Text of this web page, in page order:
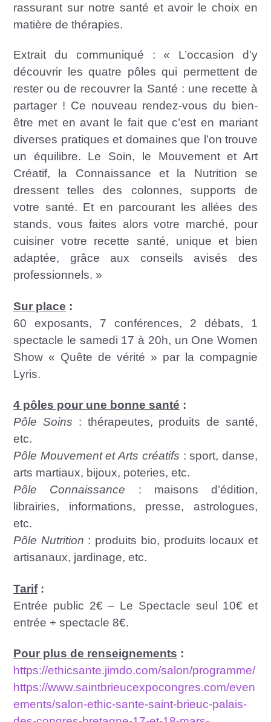
rassurant sur notre santé et avoir le choix en
matière de thérapies.
Extrait du communiqué : « L’occasion d’y
découvrir les quatre pôles qui permettent de
rester ou de recouvrer la Santé : une recette à
partager ! Ce nouveau rendez-vous du bien-
être met en avant le fait que c’est en mariant
diverses pratiques et domaines que l’on trouve
un équilibre. Le Soin, le Mouvement et Art
Créatif, la Connaissance et la Nutrition se
dressent telles des colonnes, supports de
votre santé. Et en parcourant les allées des
stands, vous faites alors votre marché, pour
cuisiner votre recette santé, unique et bien
adaptée, grâce aux conseils avisés des
professionnels. »
Sur place :
60 exposants, 7 conférences, 2 débats, 1
spectacle le samedi 17 à 20h, un One Women
Show « Quête de vérité » par la compagnie
Lyris.
4 pôles pour une bonne santé :
Pôle Soins : thérapeutes, produits de santé,
etc.
Pôle Mouvement et Arts créatifs : sport, danse,
arts martiaux, bijoux, poteries, etc.
Pôle Connaissance : maisons d’édition,
librairies, informations, presse, astrologues,
etc.
Pôle Nutrition : produits bio, produits locaux et
artisanaux, jardinage, etc.
Tarif:
Entrée public 2€ – Le Spectacle seul 10€ et
entrée + spectacle 8€.
Pour plus de renseignements :
https://ethicsante.jimdo.com/salon/programme/
https://www.saintbrieucexpocongres.com/even
ements/salon-ethic-sante-saint-brieuc-palais-